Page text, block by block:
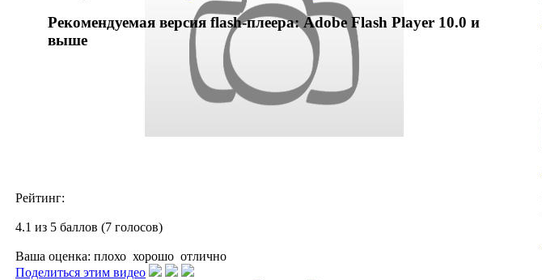
Рекомендуемая версия flash-плеера: Adobe Flash Player 10.0 и
выше
Рейтинг:
4.1 из 5 баллов (7 голосов)
Ваша оценка: плохо хорошо отлично
Поделиться этим видео